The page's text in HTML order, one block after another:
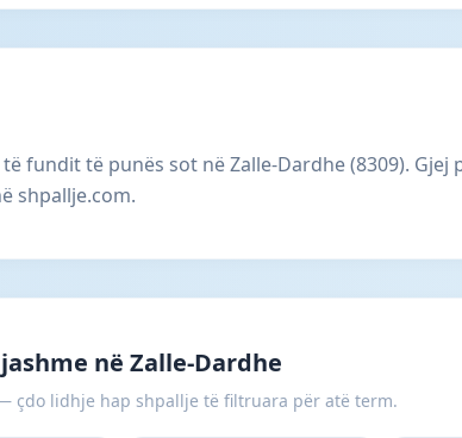
fundit të punës sot në Zalle-Dardhe (8309).
shpallje.com.
në Zalle-Dardhe
çdo lidhje hap shpallje të filtruara për atë term.